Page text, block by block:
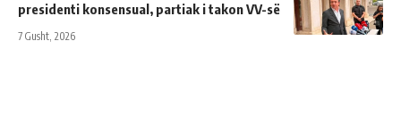
presidenti konsensual, partiak i takon VV-së
7 Gusht, 2026